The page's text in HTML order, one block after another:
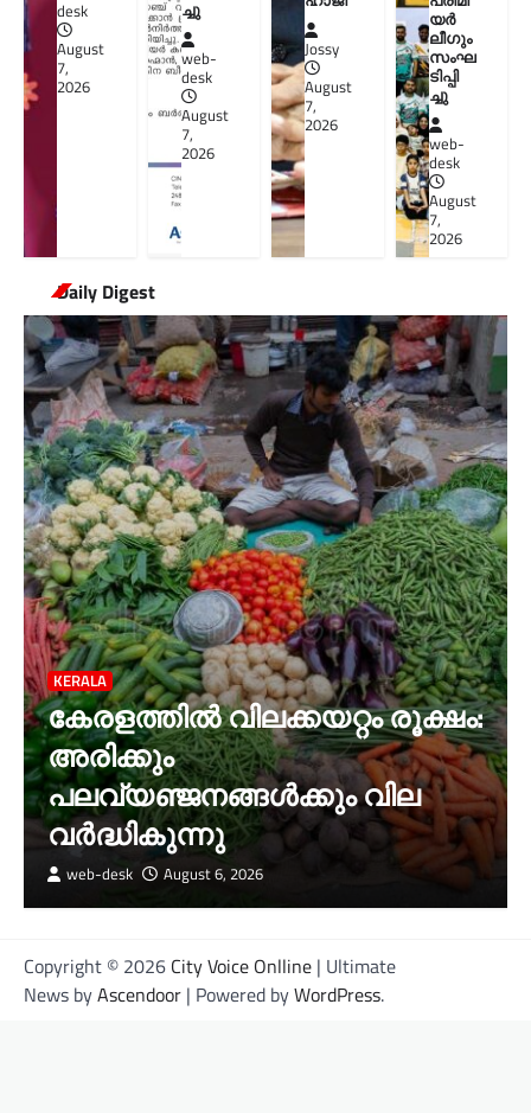
desk
August
7,
2026
ച്ചു
web-
desk
August
7,
2026
Jossy
August
7,
2026
യർ
ലീഗും
സംഘ
ടിപ്പി
ച്ചു
web-
desk
August
7,
2026
Daily Digest
KERALA
കേരളത്തില്‍ വിലക്കയറ്റം രൂക്ഷം:
അരിക്കും
പലവ്യഞ്ജനങ്ങള്‍ക്കും വില
വർദ്ധികുന്നു
web-desk August 6, 2026
Copyright © 2026 City Voice Onlline | Ultimate
News byAscendoor | Powered byWordPress.